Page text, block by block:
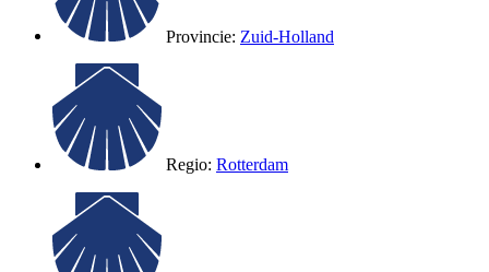
Provincie: Zuid-Holland
Regio: Rotterdam